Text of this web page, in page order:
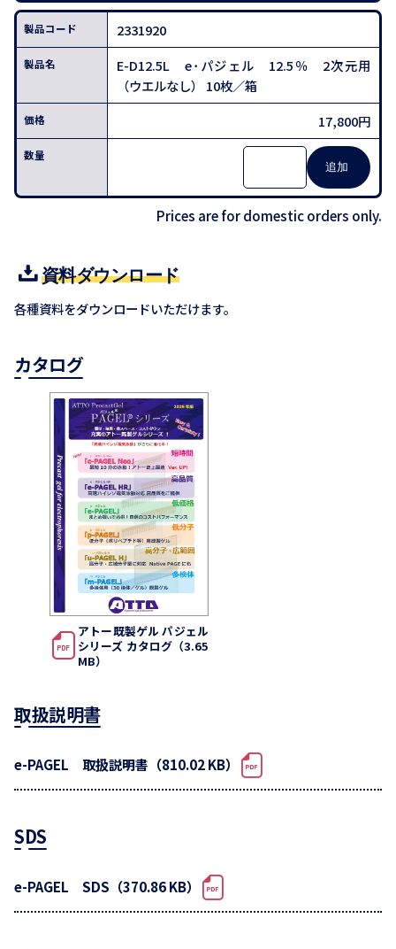
2331920
E-D12.5L e･パジェル 12.5％ 2次元用
（ウエルなし） 10枚／箱
17,800円
Prices are for domestic orders only.
資料ダウンロード
各種資料をダウンロードいただけます。
カタログ
アトー既製ゲル パジェル
シリーズ カタログ（3.65
MB）
取扱説明書
e-PAGEL 取扱説明書（810.02 KB）
SDS
e-PAGEL SDS（370.86 KB）